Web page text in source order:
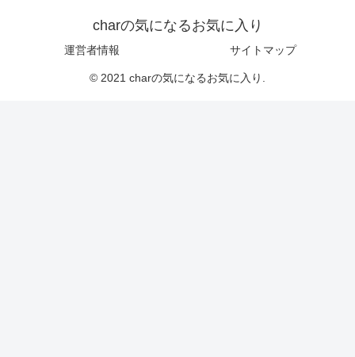
charの気になるお気に入り
運営者情報 サイトマップ
© 2021 charの気になるお気に入り.